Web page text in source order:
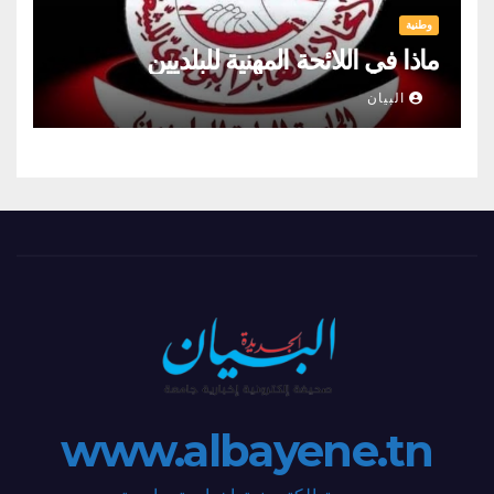
وطنية
ماذا في اللائحة المهنية للبلديين
البيان
www.albayene.tn